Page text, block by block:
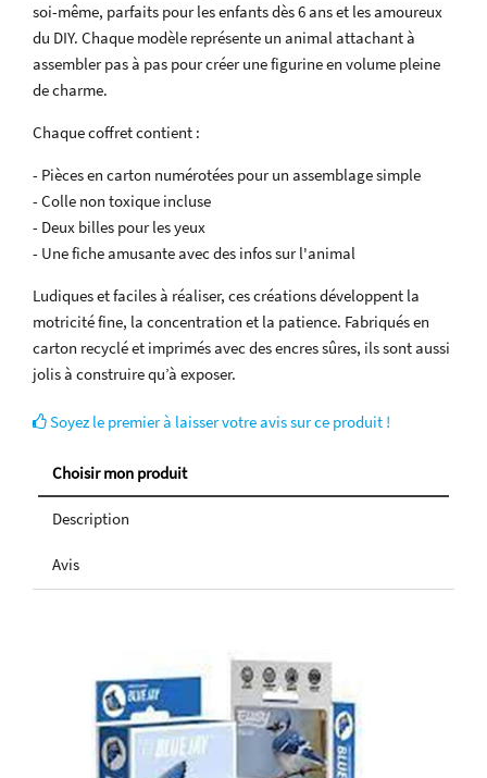
soi-même, parfaits pour les enfants dès 6 ans et les amoureux
du DIY. Chaque modèle représente un animal attachant à
assembler pas à pas pour créer une figurine en volume pleine
de charme.
Chaque coffret contient :
- Pièces en carton numérotées pour un assemblage simple
- Colle non toxique incluse
- Deux billes pour les yeux
- Une fiche amusante avec des infos sur l'animal
Ludiques et faciles à réaliser, ces créations développent la
motricité fine, la concentration et la patience. Fabriqués en
carton recyclé et imprimés avec des encres sûres, ils sont aussi
jolis à construire qu’à exposer.
Soyez le premier à laisser votre avis sur ce produit !
Choisir mon produit
Description
Avis